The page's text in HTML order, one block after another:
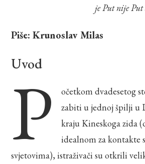
je Put nije
Piše: Krunoslav Milas
Uvod
P
očetkom dvadesetog
zabiti u jednoj špilji u
kraju Kineskoga zida
idealnom za kontakte
svjetovima), istraživači su otkrili